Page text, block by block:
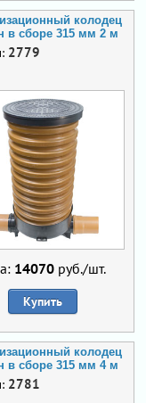
колодец
в сборе 315 мм 2 м
2779
14070 руб./шт.
Купить
колодец
в сборе 315 мм 4 м
2781